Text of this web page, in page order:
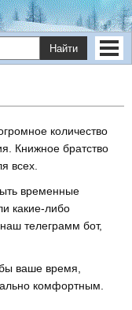
Найти
количество
Книжное братство
всех.
временные
какие-либо
телеграмм бот,
ваше время,
комфортным.